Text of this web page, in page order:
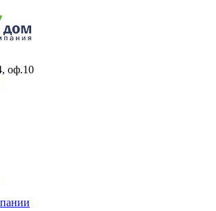
оф.10